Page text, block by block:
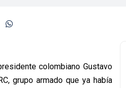
colombiano Gustavo
grupo armado que ya había